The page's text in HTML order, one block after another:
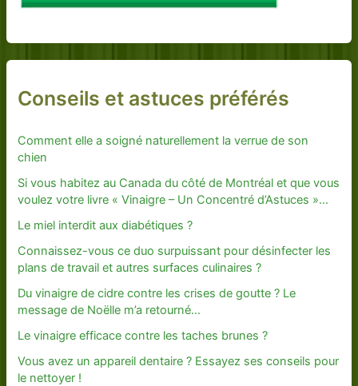
Conseils et astuces préférés
Comment elle a soigné naturellement la verrue de son
chien
Si vous habitez au Canada du côté de Montréal et que vous
voulez votre livre « Vinaigre – Un Concentré d’Astuces »…
Le miel interdit aux diabétiques ?
Connaissez-vous ce duo surpuissant pour désinfecter les
plans de travail et autres surfaces culinaires ?
Du vinaigre de cidre contre les crises de goutte ? Le
message de Noëlle m’a retourné…
Le vinaigre efficace contre les taches brunes ?
Vous avez un appareil dentaire ? Essayez ses conseils pour
le nettoyer !